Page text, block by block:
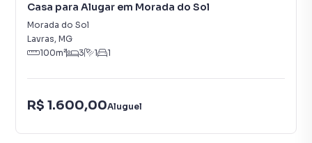
Casa para Alugar em Morada do Sol
Morada do Sol
Lavras, MG
100m² 3 1 1
R$ 1.600,00Aluguel